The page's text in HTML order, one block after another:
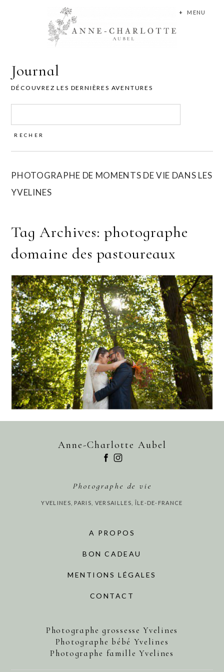
MENU
+
Journal
DÉCOUVREZ LES DERNIÈRES AVENTURES
PHOTOGRAPHE DE MOMENTS DE VIE DANS LES
YVELINES
Tag Archives:photographe
domaine des pastoureaux
DOMAINE DES PASTOUREAUX |
PHOTOGRAPHE MARIAGE PARIS
| AURÉLIE ET GREGORY
Anne-Charlotte Aubel
Photographe de vie
YVELINES, PARIS, VERSAILLES, ÎLE-DE-FRANCE
A PROPOS
BON CADEAU
MENTIONS LÉGALES
CONTACT
Photographe grossesse Yvelines
Photographe bébé Yvelines
Photographe famille Yvelines